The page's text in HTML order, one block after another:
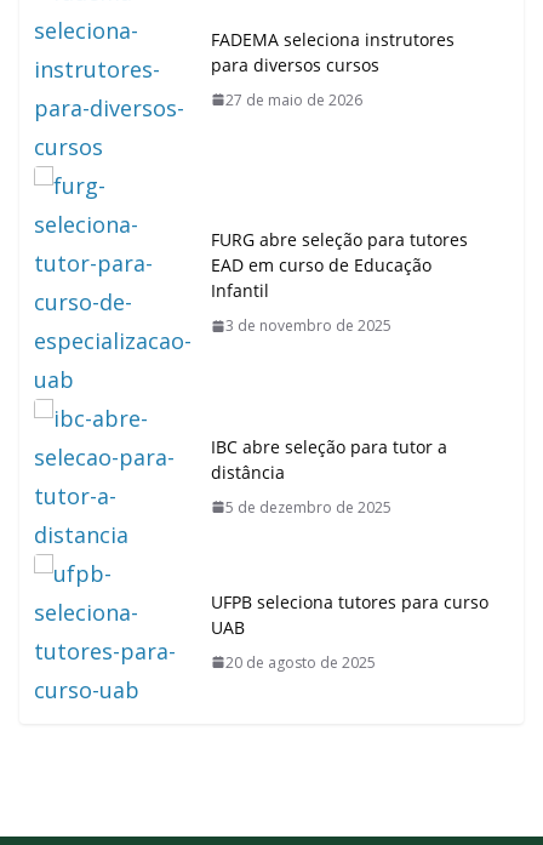
FADEMA seleciona instrutores
para diversos cursos
27 de maio de 2026
FURG abre seleção para tutores
EAD em curso de Educação
Infantil
3 de novembro de 2025
IBC abre seleção para tutor a
distância
5 de dezembro de 2025
UFPB seleciona tutores para curso
UAB
20 de agosto de 2025